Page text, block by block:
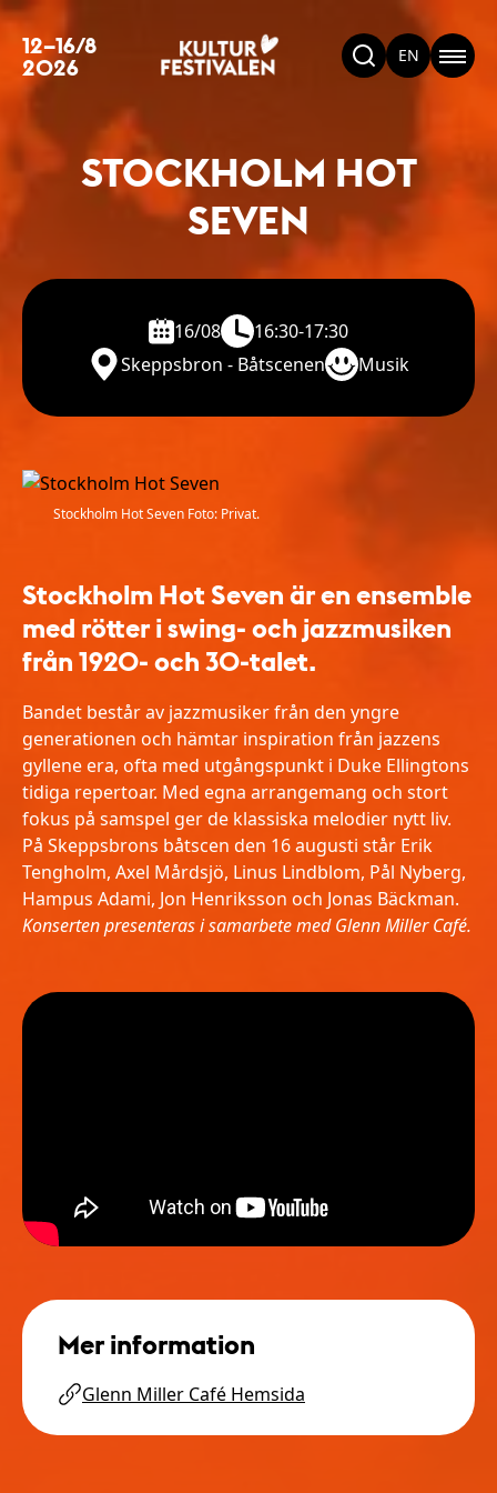
12–16/8
2026 EN
STOCKHOLM HOT
SEVEN
16/08
16:30-17:30
Skeppsbron - Båtscenen
Musik
Stockholm Hot Seven Foto: Privat.
Stockholm Hot Seven är en ensemble
med rötter i swing- och jazzmusiken
från 1920- och 30-talet.
Bandet består av jazzmusiker från den yngre
generationen och hämtar inspiration från jazzens
gyllene era, ofta med utgångspunkt i Duke Ellingtons
tidiga repertoar. Med egna arrangemang och stort
fokus på samspel ger de klassiska melodier nytt liv.
På Skeppsbrons båtscen den 16 augusti står Erik
Tengholm, Axel Mårdsjö, Linus Lindblom, Pål Nyberg,
Hampus Adami, Jon Henriksson och Jonas Bäckman.
Konserten presenteras i samarbete med Glenn Miller Café.
Mer information
Glenn Miller Café Hemsida